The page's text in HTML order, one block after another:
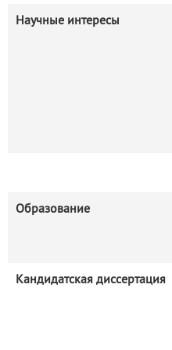
Научные интересы
Образование
Кандидатская диссертация